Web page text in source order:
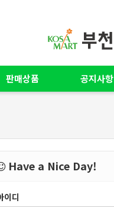
판매상품 공지사항
Have a Nice Day!
이디